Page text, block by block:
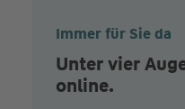
Immer für Sie da
Unter vier
online.